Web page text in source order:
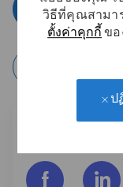
วิธีที่คุณสามา
ตั้งค่าคุกกี้ขอ
ป
แชร์ผ่านแ